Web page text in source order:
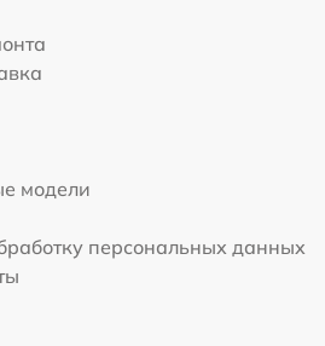
модели
персональных данных